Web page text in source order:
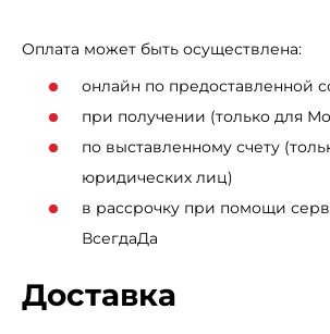
вещей.
Штаны Nike Sportswear Tech Fleece
могут также использоваться для
активностей, от занятий на спорт-
прогулок по парку. С их гибким и
дизайном, эти штаны будут
людей, которые ценят комфорт и
Конечно, нельзя не упомянуть
бедре этих штанов. Это символ
узнаваемых брендов в мире
Оплата может быть осуществлена:
онлайн по предоставленной
при получении (только для
по выставленному счету
юридических лиц)
в рассрочку при помощи
ВсегдаДа
Доставка